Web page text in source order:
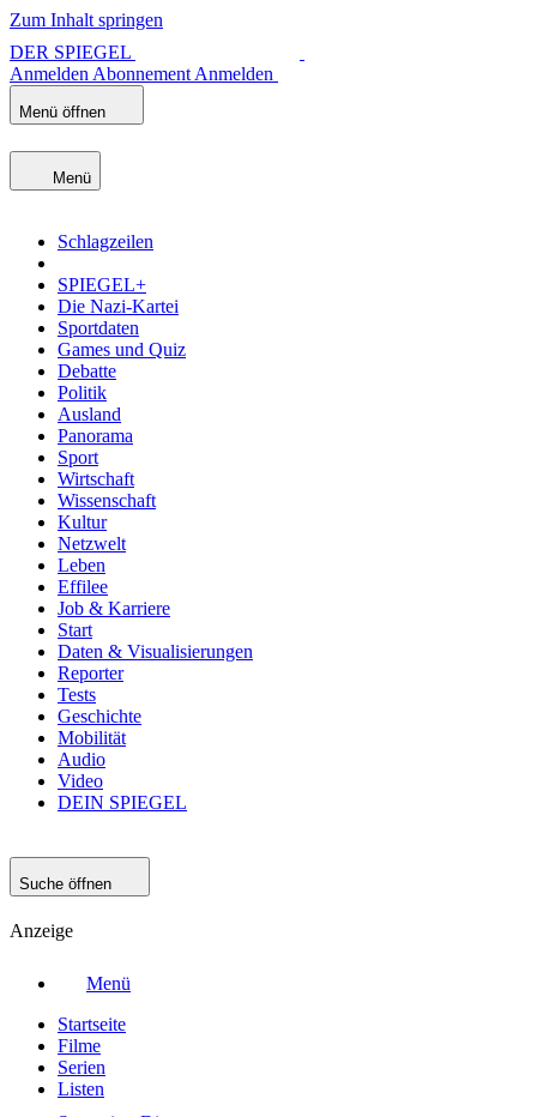
Zum Inhalt springen
DER SPIEGEL
Anmelden Abonnement Anmelden
Menü öffnen
Menü
Schlagzeilen
SPIEGEL+
Die Nazi-Kartei
Sportdaten
Games und Quiz
Debatte
Politik
Ausland
Panorama
Sport
Wirtschaft
Wissenschaft
Kultur
Netzwelt
Leben
Effilee
Job & Karriere
Start
Daten & Visualisierungen
Reporter
Tests
Geschichte
Mobilität
Audio
Video
DEIN SPIEGEL
Suche öffnen
Anzeige
Menü
Startseite
Filme
Serien
Listen